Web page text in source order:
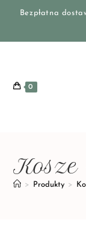
Bezpłatna
0
Kosze
> Produkty >